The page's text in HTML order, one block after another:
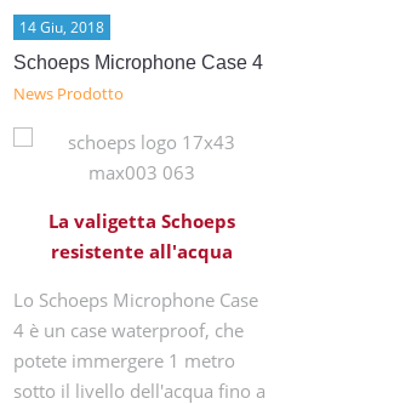
14 Giu, 2018
Schoeps Microphone Case 4
News Prodotto
La valigetta Schoeps
resistente all'acqua
Lo Schoeps Microphone Case
4 è un case waterproof, che
potete immergere 1 metro
sotto il livello dell'acqua fino a